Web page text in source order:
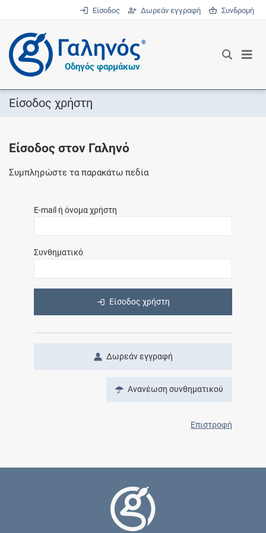
Είσοδος Δωρεάν εγγραφή Συνδρομή
®
Οδηγός φαρμάκων
Είσοδος χρήστη
Είσοδος στον Γαληνό
Συμπληρώστε τα παρακάτω πεδία
E-mail ή όνομα χρήστη
Συνθηματικό
Είσοδος χρήστη
Δωρεάν εγγραφή
Ανανέωση συνθηματικού
Επιστροφή